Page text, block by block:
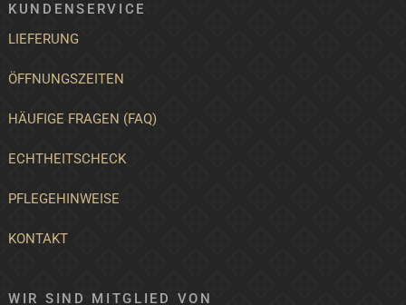
KUNDENSERVICE
LIEFERUNG
ÖFFNUNGSZEITEN
HÄUFIGE FRAGEN (FAQ)
ECHTHEITSCHECK
PFLEGEHINWEISE
KONTAKT
WIR SIND MITGLIED VON